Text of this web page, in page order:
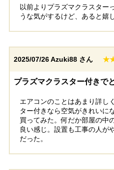
以前よりプラズマクラスター
うな気がするけど、あると嬉
2025/07/26 Azuki88 さん
プラズマクラスター付きで
エアコンのことはあまり詳し
ター付きなら空気がきれいに
買ってみた。何だか部屋の中
良い感じ。設置も工事の人が
だった。